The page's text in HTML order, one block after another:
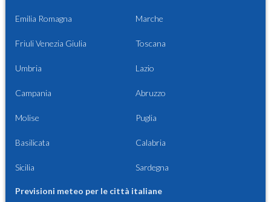
Emilia Romagna Marche
Friuli Venezia Giulia Toscana
Umbria Lazio
Campania Abruzzo
Molise Puglia
Basilicata Calabria
Sicilia Sardegna
Previsioni meteo per le città italiane